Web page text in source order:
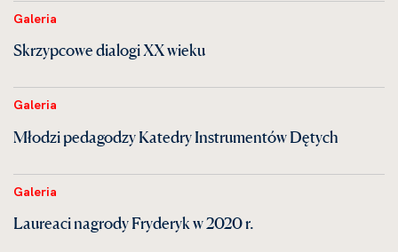
Galeria
Skrzypcowe dialogi XX wieku
Galeria
Młodzi pedagodzy Katedry Instrumentów Dętych
Galeria
Laureaci nagrody Fryderyk w 2020 r.